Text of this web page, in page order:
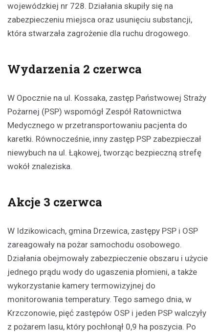
wojewódzkiej nr 728. Działania skupiły się na
zabezpieczeniu miejsca oraz usunięciu substancji,
która stwarzała zagrożenie dla ruchu drogowego.
Wydarzenia 2 czerwca
W Opocznie na ul. Kossaka, zastęp Państwowej Straży
Pożarnej (PSP) wspomógł Zespół Ratownictwa
Medycznego w przetransportowaniu pacjenta do
karetki. Równocześnie, inny zastęp PSP zabezpieczał
niewybuch na ul. Łąkowej, tworząc bezpieczną strefę
wokół znaleziska.
Akcje 3 czerwca
W Idzikowicach, gmina Drzewica, zastępy PSP i OSP
zareagowały na pożar samochodu osobowego.
Działania obejmowały zabezpieczenie obszaru i użycie
jednego prądu wody do ugaszenia płomieni, a także
wykorzystanie kamery termowizyjnej do
monitorowania temperatury. Tego samego dnia, w
Krzczonowie, pięć zastępów OSP i jeden PSP walczyły
z pożarem lasu, który pochłonął 0,9 ha poszycia. Po